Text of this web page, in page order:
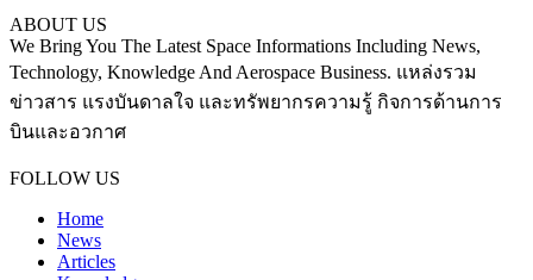
ABOUT US
We Bring You The Latest Space Informations Including News,
Technology, Knowledge And Aerospace Business. แหล่งรวม
ข่าวสาร แรงบันดาลใจ และทรัพยากรความรู้ กิจการด้านการ
บินและอวกาศ
FOLLOW US
Home
News
Articles